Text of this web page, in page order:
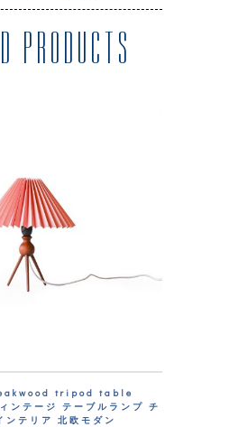
PRODUCTS
tripod table
ンテージ テーブルランプ チ
テリア 北欧モダン